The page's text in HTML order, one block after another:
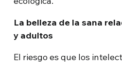
La belleza de la sana
y adultos
El riesgo es que los